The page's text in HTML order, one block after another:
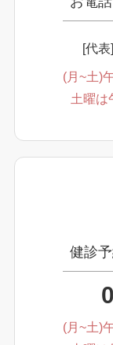
[代表]
(月~土)
土曜は
健診
(月~土)